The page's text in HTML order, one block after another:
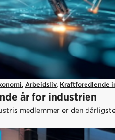
, Arbeidsliv, Kraftforedlende
år for industrien
medlemmer er den